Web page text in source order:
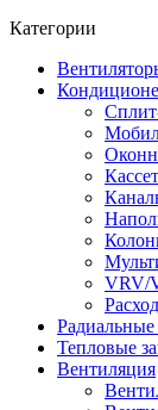
Категории
VRV/
Тепловые
Вентиляция